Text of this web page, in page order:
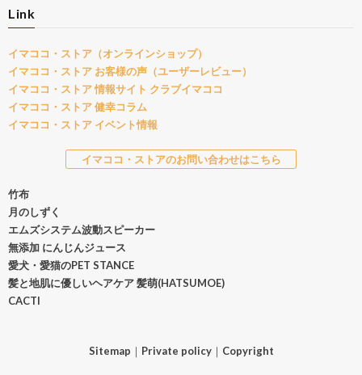
Link
イマココ・ストア（オンラインショップ）
イマココ・ストア お客様の声（ユーザーレビュー）
イマココ・ストア 情報サイト クラブイマココ
イマココ・ストア 健幸コラム
イマココ・ストア イベント情報
イマココ・ストアのお問い合わせはこちら
竹布
月のしずく
エムズシステム波動スピーカー
無添加 にんじんジュース
愛犬・愛猫のPET STANCE
髪と地肌に優しいヘアケア 髪萌(HATSUMOE)
CACTI
Sitemap ｜ Private policy｜ Copyright